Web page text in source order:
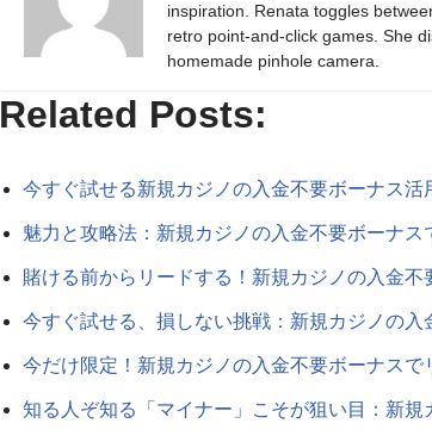
inspiration. Renata toggles
retro point-and-click games. She
homemade pinhole camera.
Related Posts:
今すぐ試せる新規カジノの入金不要ボーナス
魅力と攻略法：新規カジノの入金不要ボーナス
賭ける前からリードする！新規カジノの入金不
今すぐ試せる、損しない挑戦：新規カジノの入
今だけ限定！新規カジノの入金不要ボーナスで
知る人ぞ知る「マイナー」こそが狙い目：新